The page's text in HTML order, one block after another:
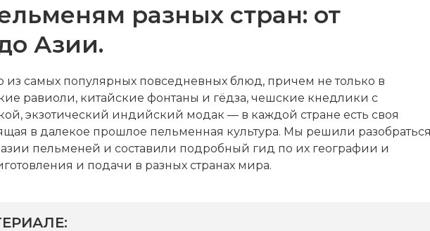
разных стран: от
Азии.
из самых популярных повседневных блюд, причем не только в
равиоли, китайские фонтаны и гёдза, чешские кнедлики с
экзотический индийский модак — в каждой стране есть своя
в далекое прошлое пельменная культура. Мы решили
пельменей и составили подробный гид по их географии и
и подачи в разных странах мира.